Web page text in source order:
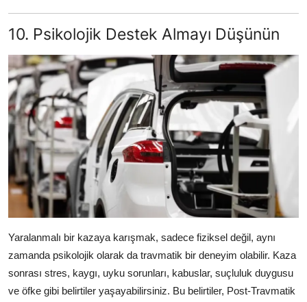
10. Psikolojik Destek Almayı Düşünün
Yaralanmalı bir kazaya karışmak, sadece fiziksel değil, aynı
zamanda psikolojik olarak da travmatik bir deneyim olabilir. Kaza
sonrası stres, kaygı, uyku sorunları, kabuslar, suçluluk duygusu
ve öfke gibi belirtiler yaşayabilirsiniz. Bu belirtiler, Post-Travmatik